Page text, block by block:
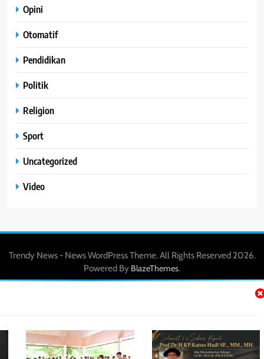
Opini
Otomatif
Pendidikan
Politik
Religion
Sport
Uncategorized
Video
Trendy News - News WordPress Theme. All Rights Reserved 2026.
Powered By BlazeThemes.